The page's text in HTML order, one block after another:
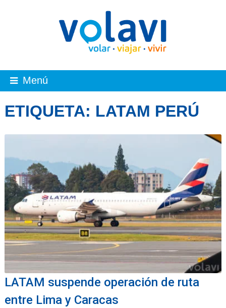
Menú
ETIQUETA: LATAM PERÚ
LATAM suspende operación de ruta
entre Lima y Caracas